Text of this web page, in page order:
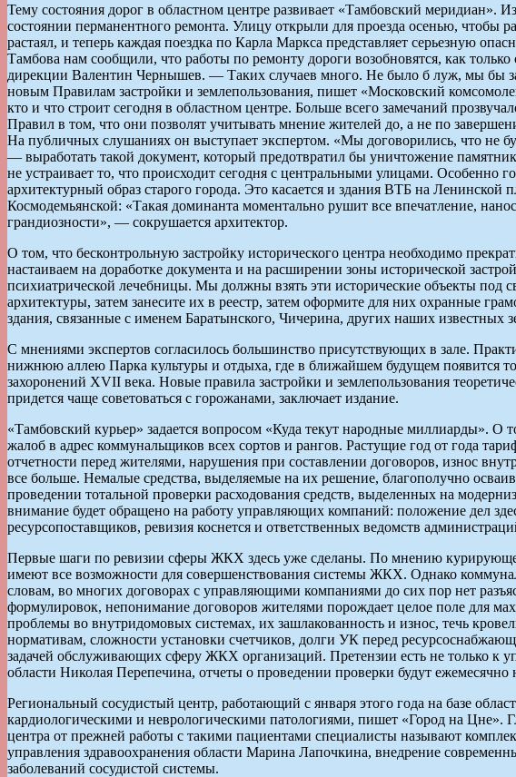
Тему состояния дорог в областном центре развивает «Тамбовский
состоянии перманентного ремонта. Улицу открыли для проезда осенью, чтобы
растаял, и теперь каждая поездка по Карла Маркса представляет серьезную
Тамбова нам сообщили, что работы по ремонту дороги возобновятся, как
дирекции Валентин Чернышев. — Таких случаев много. Не было б луж, мы бы
новым Правилам застройки и землепользования, пишет «Московский
кто и что строит сегодня в областном центре. Больше всего замечаний
Правил в том, что они позволят учитывать мнение жителей до, а не по
На публичных слушаниях он выступает экспертом. «Мы договорились, что не
— выработать такой документ, который предотвратил бы уничтожение
не устраивает то, что происходит сегодня с центральными улицами.
архитектурный образ старого города. Это касается и здания ВТБ на
Космодемьянской: «Такая доминанта моментально рушит все впечатление,
грандиозности», — сокрушается архитектор.
О том, что бесконтрольную застройку исторического центра необходимо
настаиваем на доработке документа и на расширении зоны исторической
психиатрической лечебницы. Мы должны взять эти исторические объекты под
архитектуры, затем занесите их в реестр, затем оформите для них охранные
здания, связанные с именем Баратынского, Чичерина, других наших
С мнениями экспертов согласилось большинство присутствующих в зале.
нижнюю аллею Парка культуры и отдыха, где в ближайшем будущем появится
захоронений XVII века. Новые правила застройки и землепользования
придется чаще советоваться с горожанами, заключает издание.
«Тамбовский курьер» задается вопросом «Куда текут народные миллиарды».
жалоб в адрес коммунальщиков всех сортов и рангов. Растущие год от года
отчетности перед жителями, нарушения при составлении договоров, износ
все больше. Немалые средства, выделяемые на их решение, благополучно
проведении тотальной проверки расходования средств, выделенных на
внимание будет обращено на работу управляющих компаний: положение дел
ресурсопоставщиков, ревизия коснется и ответственных ведомств
Первые шаги по ревизии сферы ЖКХ здесь уже сделаны. По мнению
имеют все возможности для совершенствования системы ЖКХ. Однако
словам, во многих договорах с управляющими компаниями до сих пор нет
формулировок, непонимание договоров жителями порождает целое поле для
проблемы во внутридомовых системах, их зашлакованность и износ, течь
нормативам, сложности установки счетчиков, долги УК перед
задачей обслуживающих сферу ЖКХ организаций. Претензии есть не только к
области Николая Перепечина, отчеты о проведении проверки будут ежемесячно
Региональный сосудистый центр, работающий с января этого года на базе
кардиологическими и неврологическими патологиями, пишет «Город на Цне».
центра от прежней работы с такими пациентами специалисты называют
управления здравоохранения области Марина Лапочкина, внедрение
заболеваний сосудистой системы.